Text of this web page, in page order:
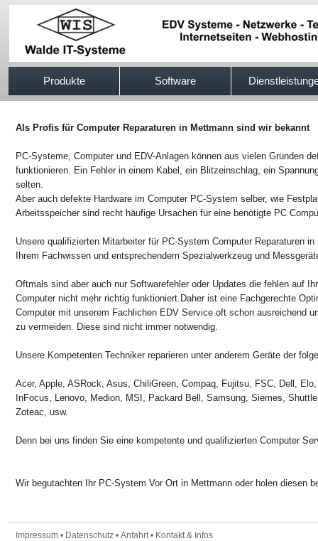
Produkte Software
Als Profis für Computer Reparaturen in Mettmann sind wir bekannt
PC-Systeme, Computer und EDV-Anlagen können aus vielen Gründen
funktionieren. Ein Fehler in einem Kabel, ein Blitzeinschlag, ein
selten.
Aber auch defekte Hardware im Computer PC-System selber, wie
Arbeitsspeicher sind recht häufige Ursachen für eine benötigte PC
Unsere qualifizierten Mitarbeiter für PC-System Computer Reparaturen
Ihrem Fachwissen und entsprechendem Spezialwerkzeug und
Oftmals sind aber auch nur Softwarefehler oder Updates die fehlen auf
Computer nicht mehr richtig funktioniert.Daher ist eine Fachgerechte
Computer mit unserem Fachlichen EDV Service oft schon ausreichend
zu vermeiden. Diese sind nicht immer notwendig.
Unsere Kompetenten Techniker reparieren unter anderem Geräte der
Acer, Apple, ASRock, Asus, ChiliGreen, Compaq, Fujitsu, FSC, Dell,
InFocus, Lenovo, Medion, MSI, Packard Bell, Samsung, Siemes,
Zoteac, usw.
Denn bei uns finden Sie eine kompetente und qualifizierten Computer
Wir begutachten Ihr PC-System Vor Ort in Mettmann oder holen diesen
Impressum • Datenschutz • Anfahrt• Kontakt & Infos